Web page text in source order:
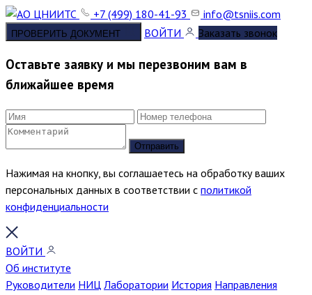
+7 (499) 180-41-93 info@tsniis.com
ПРОВЕРИТЬ ДОКУМЕНТ ВОЙТИ Заказать звонок
Оставьте заявку и мы перезвоним вам в
ближайшее время
Отправить
Нажимая на кнопку, вы соглашаетесь на обработку ваших
персональных данных в соответствии с политикой
конфиденциальности
ВОЙТИ
Об институте
Руководители НИЦ Лаборатории История Направления